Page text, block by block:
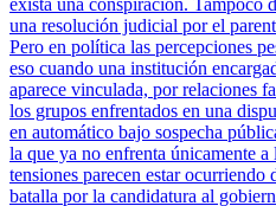
exista una conspiración. Tampoco
una resolución judicial por el
Pero en política las percepciones
eso cuando una institución
aparece vinculada, por relaciones
los grupos enfrentados en una
en automático bajo sospecha
la que ya no enfrenta únicamente
tensiones parecen estar
batalla por la candidatura al